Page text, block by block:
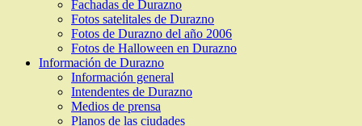
Fachadas de Durazno
Fotos satelitales de Durazno
Fotos de Durazno del año 2006
Fotos de Halloween en Durazno
Información de Durazno
Información general
Intendentes de Durazno
Medios de prensa
Planos de las ciudades